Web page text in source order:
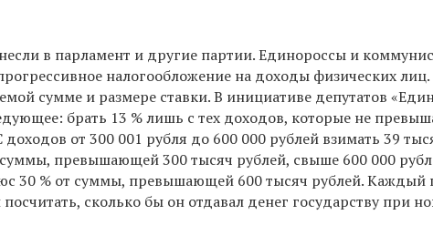
в парламент и другие партии. Единороссы и
налогообложение на доходы физических лиц.
сумме и размере ставки. В инициативе депутатов
брать 13 % лишь с тех доходов, которые не
от 300 001 рубля до 600 000 рублей взимать 39
превышающей 300 тысяч рублей, свыше 600 000
30 % от суммы, превышающей 600 тысяч рублей. Каждый
сколько бы он отдавал денег государству при